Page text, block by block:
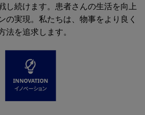
し続けます。患者さんの生活を向上
の実現。私たちは、物事をより良く
を追求します。